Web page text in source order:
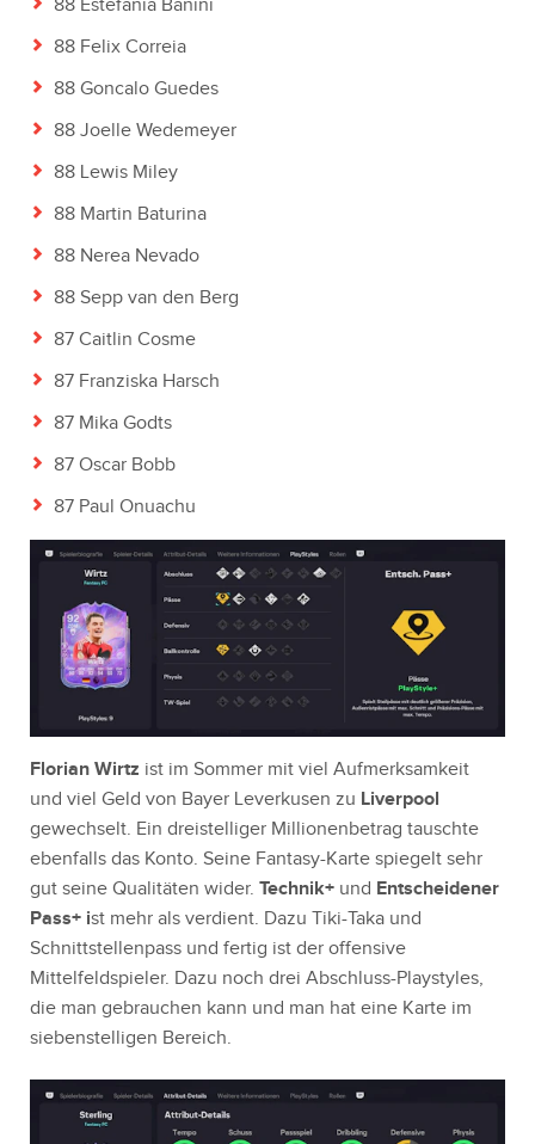
88 Estefania Banini
88 Felix Correia
88 Goncalo Guedes
88 Joelle Wedemeyer
88 Lewis Miley
88 Martin Baturina
88 Nerea Nevado
88 Sepp van den Berg
87 Caitlin Cosme
87 Franziska Harsch
87 Mika Godts
87 Oscar Bobb
87 Paul Onuachu
Florian Wirtz ist im Sommer mit viel Aufmerksamkeit
und viel Geld von Bayer Leverkusen zu Liverpool
gewechselt. Ein dreistelliger Millionenbetrag tauschte
ebenfalls das Konto. Seine Fantasy-Karte spiegelt sehr
gut seine Qualitäten wider. Technik+ und Entscheidener
Pass+ ist mehr als verdient. Dazu Tiki-Taka und
Schnittstellenpass und fertig ist der offensive
Mittelfeldspieler. Dazu noch drei Abschluss-Playstyles,
die man gebrauchen kann und man hat eine Karte im
siebenstelligen Bereich.